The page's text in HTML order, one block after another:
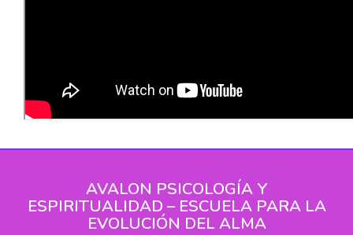
AVALON PSICOLOGÍA Y
ESPIRITUALIDAD – ESCUELA PARA LA
EVOLUCIÓN DEL ALMA